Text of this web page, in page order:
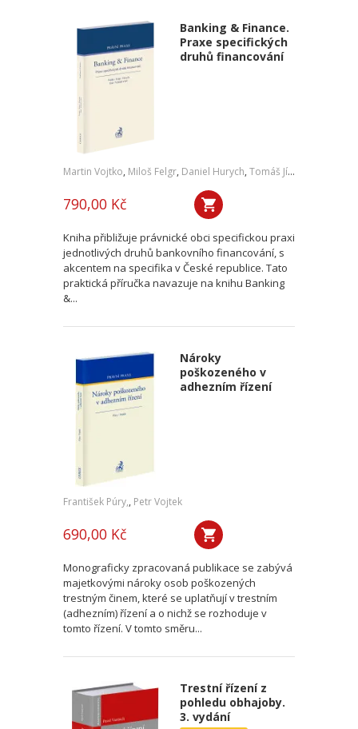
Banking & Finance.
Praxe specifických
druhů financování
Martin Vojtko, Miloš Felgr, Daniel Hurych, Tomáš Jíně
790,00 Kč
Kniha přibližuje právnické obci specifickou praxi
jednotlivých druhů bankovního financování, s
akcentem na specifika v České republice. Tato
praktická příručka navazuje na knihu Banking
&...
Nároky
poškozeného v
adhezním řízení
František Púry,, Petr Vojtek
690,00 Kč
Monograficky zpracovaná publikace se zabývá
majetkovými nároky osob poškozených
trestným činem, které se uplatňují v trestním
(adhezním) řízení a o nichž se rozhoduje v
tomto řízení. V tomto směru...
Trestní řízení z
pohledu obhajoby.
3. vydání